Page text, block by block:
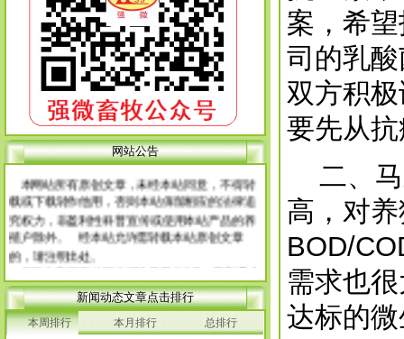
网站公告
网 站 申 明
载或下载转作他用，否则本站保留相应的法律追
究权力，非盈利性科普宣传或使用本站产品的养
殖户除外。 经本站允许需转载本站原创文章
的，请注明出处。
每篇文章下面的网友评论只显示5条，要想看全
部评论，请点击网友评论框右上角的“更多”
徨耧豚蝽-桎梓羼觇?觐眈箅圉梃
徨耧豚蝽-桎梓羼觇?觐眈箅圉梃
新闻动态文章点击排行
本周排行 本月排行 总排行
案，希
司的乳
双方积
要先从
二、马
高，对
BOD/
需求也
达标的